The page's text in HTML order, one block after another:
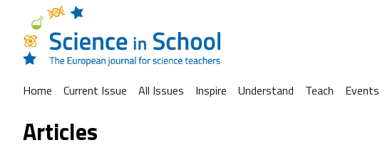
Home Current Issue All Issues Inspire Understand Teach Events
Articles